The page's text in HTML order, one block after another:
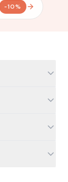
-10%